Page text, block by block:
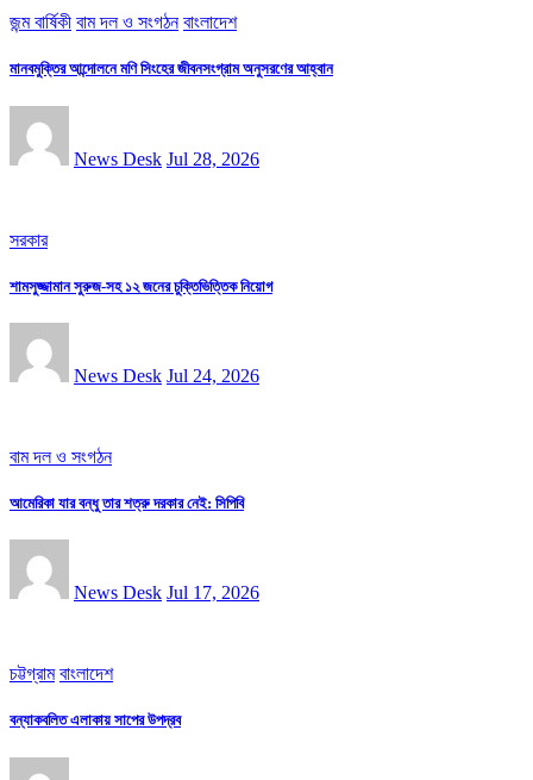
জন্ম বার্ষিকী বাম দল ও সংগঠন বাংলাদেশ
মানবমুক্তির আন্দোলনে মণি সিংহের জীবনসংগ্রাম অনুসরণের আহ্বান
News Desk Jul 28, 2026
সরকার
শামসুজ্জামান সুরুজ-সহ ১২ জনের চুক্তিভিত্তিক নিয়োগ
News Desk Jul 24, 2026
বাম দল ও সংগঠন
আমেরিকা যার বন্ধু তার শত্রু দরকার নেই: সিপিবি
News Desk Jul 17, 2026
চট্টগ্রাম বাংলাদেশ
বন্যাকবলিত এলাকায় সাপের উপদ্রব